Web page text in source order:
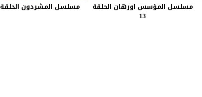
مسلسل المؤسس اورهان الحلقة
13
مسلسل المشردون الحلقة 47